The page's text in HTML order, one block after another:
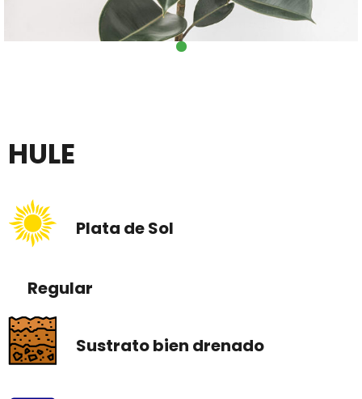
HULE
Plata de Sol
Regular
Sustrato bien drenado